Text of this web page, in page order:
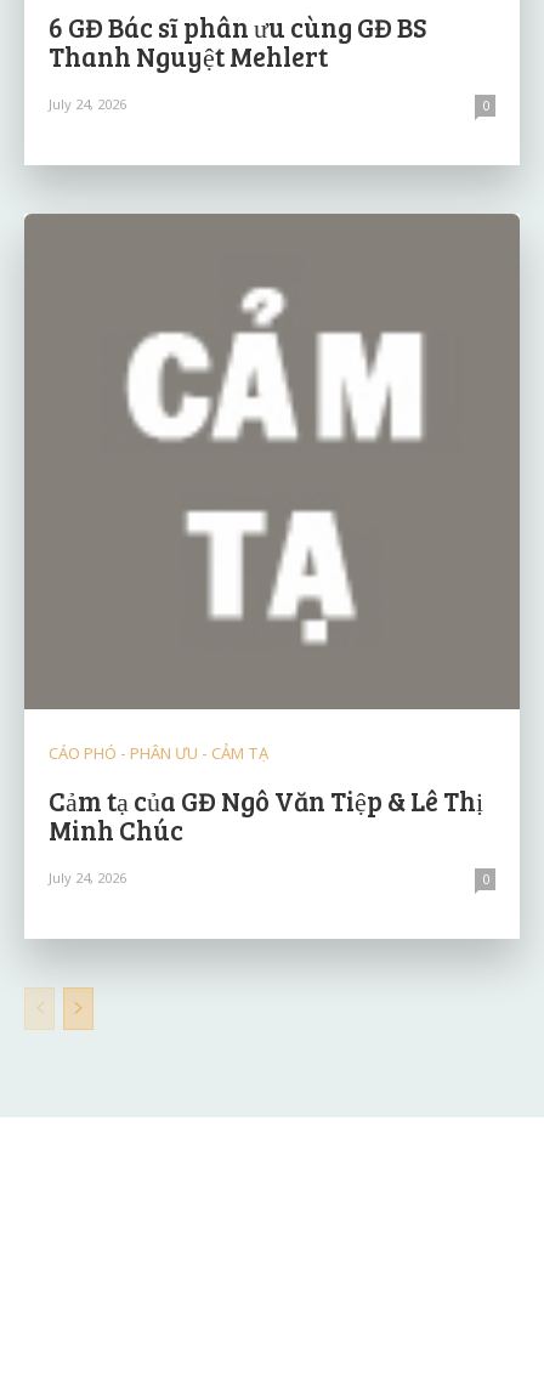
6 GĐ Bác sĩ phân ưu cùng GĐ BS
Thanh Nguyệt Mehlert
July 24, 2026 0
CÁO PHÓ - PHÂN ƯU - CẢM TẠ
Cảm tạ của GĐ Ngô Văn Tiệp & Lê Thị
Minh Chúc
July 24, 2026 0